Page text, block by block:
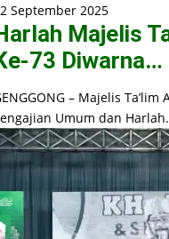
September 2025
Majelis
73 Diwarna…
– Majelis
Umum dan